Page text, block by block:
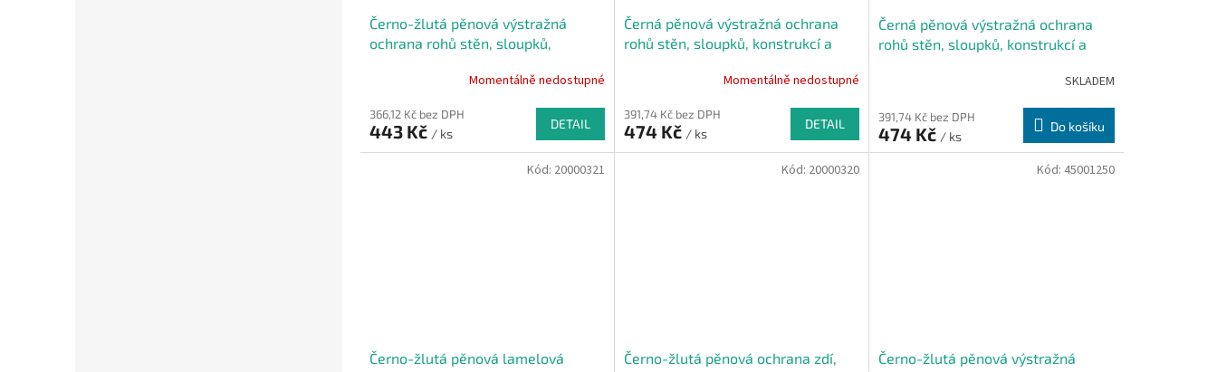
Černo-žlutá pěnová výstražná
ochrana rohů stěn, sloupků,
- 100 x 3,3 x 1 cmMomentálně nedostupné
366,12 Kč bez DPH
443 Kč / ks
DETAIL
Černá pěnová výstražná ochrana
rohů stěn, sloupků, konstrukcí a
Momentálně nedostupné
391,74 Kč bez DPH
474 Kč / ks
DETAIL
Černá pěnová výstražná ochrana
rohů stěn, sloupků, konstrukcí a
SKLADEM
391,74 Kč bez DPH
474 Kč / ks
Do košíku
Černo-žlutá pěnová lamelová
Kód: 20000321
Černo-žlutá pěnová ochrana zdí,
Kód: 20000320
Černo-žlutá pěnová výstražná
Kód: 45001250